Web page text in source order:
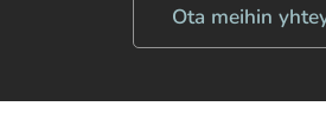
Ota meihin